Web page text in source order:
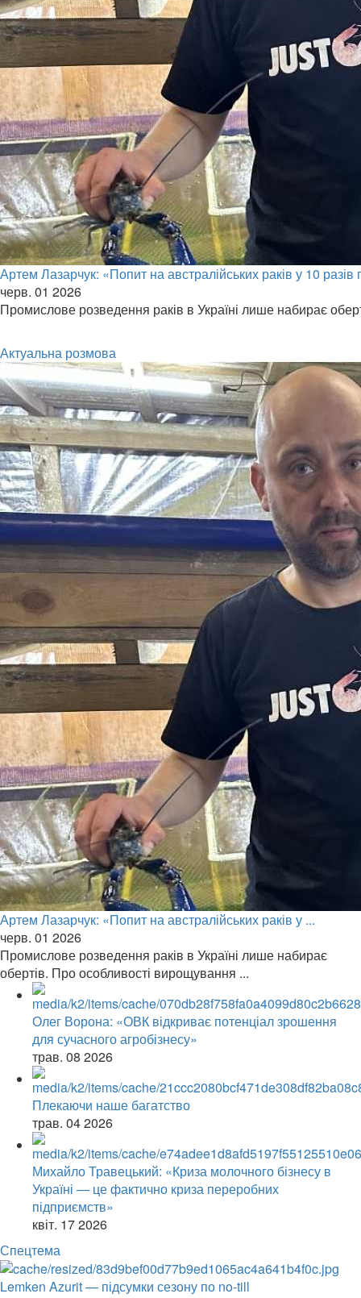
Артем Лазарчук: «Попит на австралійських раків у 10
черв. 01 2026
Промислове розведення раків в Україні лише набирає
Актуальна розмова
Артем Лазарчук: «Попит на австралійських раків у ...
черв. 01 2026
Промислове розведення раків в Україні лише набирає
обертів. Про особливості вирощування ...
Олег Ворона: «ОВК відкриває потенціал зрошення
для сучасного агробізнесу»
трав. 08 2026
Плекаючи наше багатство
трав. 04 2026
Михайло Травецький: «Криза молочного бізнесу в
Україні — це фактично криза переробних
підприємств»
квіт. 17 2026
Спецтема
Lemken Azurit — підсумки сезону по no-till